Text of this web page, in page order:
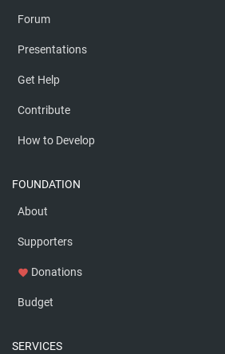
Forum
Presentations
Get Help
Contribute
How to Develop
FOUNDATION
About
Supporters
favorite Donations
Budget
SERVICES